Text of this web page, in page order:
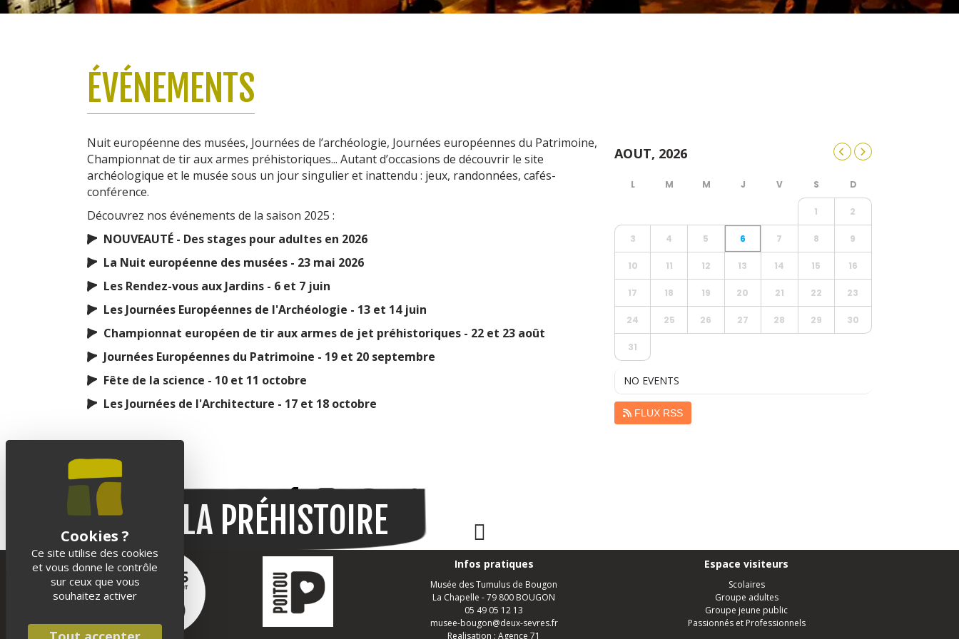
ÉVÉNEMENTS
Nuit européenne des musées, Journées de l’archéologie, Journées européennes du Patrimoine,
Championnat de tir aux armes préhistoriques... Autant d’occasions de découvrir le site
archéologique et le musée sous un jour singulier et inattendu : jeux, randonnées, cafés-
conférence.
Découvrez nos événements de la saison 2025 :
NOUVEAUTÉ - Des stages pour adultes en 2026
La Nuit européenne des musées - 23 mai 2026
Les Rendez-vous aux Jardins - 6 et 7 juin
Les Journées Européennes de l'Archéologie - 13 et 14 juin
Championnat européen de tir aux armes de jet préhistoriques - 22 et 23 août
Journées Européennes du Patrimoine - 19 et 20 septembre
Fête de la science - 10 et 11 octobre
Les Journées de l'Architecture - 17 et 18 octobre
AOUT, 2026
1 2
3 4 5 6 7 8 9
10 11 12 13 14 15 16
17 18 19 20 21 22 23
24 25 26 27 28 29 30
31
NO EVENTS
FLUX RSS
VIVEZ LA PRÉHISTOIRE
Suivez-nous sur les réseaux sociaux
Page Facebook
Infos pratiques
Musée des Tumulus de Bougon
La Chapelle - 79 800 BOUGON
05 49 05 12 13
musee-bougon@deux-sevres.fr
Realisation :Agence 71
Espace visiteurs
Scolaires
Groupe adultes
Groupe jeune public
Passionnés et Professionnels
Ce site utilise des cookies
et vous donne le contrôle
sur ceux que vous
souhaitez activer